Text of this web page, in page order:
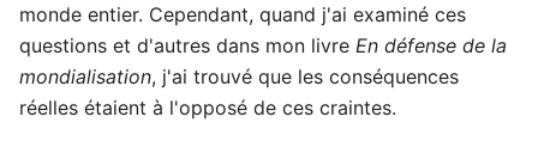
monde entier. Cependant, quand j'ai examiné ces
questions et d'autres dans mon livre En défense de la
mondialisation, j'ai trouvé que les conséquences
réelles étaient à l'opposé de ces craintes.